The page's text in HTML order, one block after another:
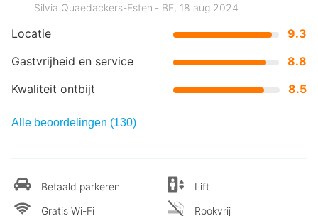
Locatie
9.3
Gastvrijheid en service
8.8
Kwaliteit ontbijt
8.5
Silvia Quaedackers-Esten ‐ BE, 18 aug 2024
Alle beoordelingen (130)
Betaald parkeren
Gratis Wi-Fi
Lift
Rookvrij